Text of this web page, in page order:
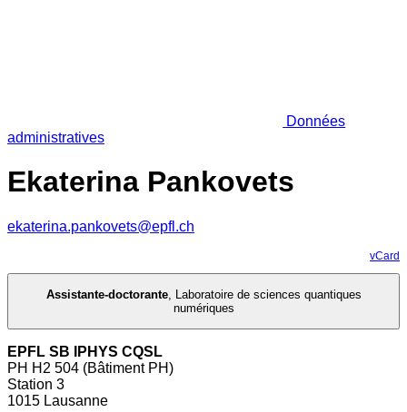
Données
administratives
Ekaterina Pankovets
ekaterina.pankovets@epfl.ch
vCard
Assistante-doctorante, Laboratoire de sciences quantiques
numériques
EPFL SB IPHYS CQSL
PH H2 504 (Bâtiment PH)
Station 3
1015 Lausanne